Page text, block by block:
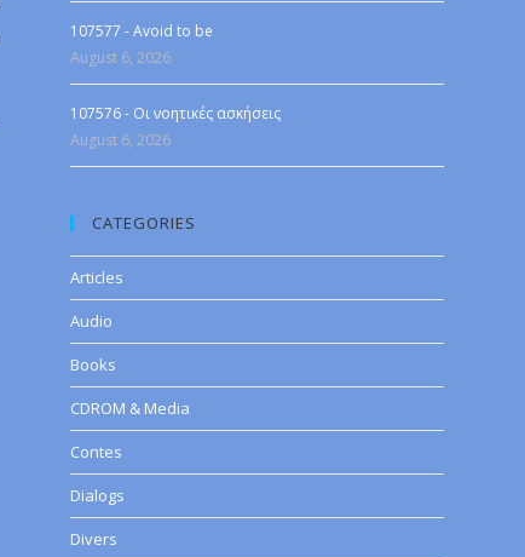
107577 - Avoid to be
August 6, 2026
107576 - Οι νοητικές ασκήσεις
August 6, 2026
CATEGORIES
Articles
Audio
Books
CDROM & Media
Contes
Dialogs
Divers